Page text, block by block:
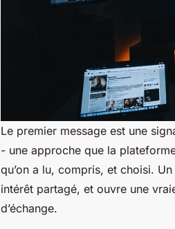
Le premier message est une
- une approche que la
qu’on a lu, compris, et choisi.
intérêt partagé, et ouvre une
d’échange.